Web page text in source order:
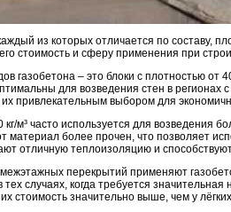
из которых отличается по составу,
стоимость и сферу применения при
газобетона – это блоки с плотностью от
для возведения стен в регионах
привлекательным выбором для
м³ часто используется для возведения
более прочен, что позволяет
отличную теплоизоляцию и
перекрытий применяют
случаях, когда требуется
стоимость значительно выше, чем у лёгких